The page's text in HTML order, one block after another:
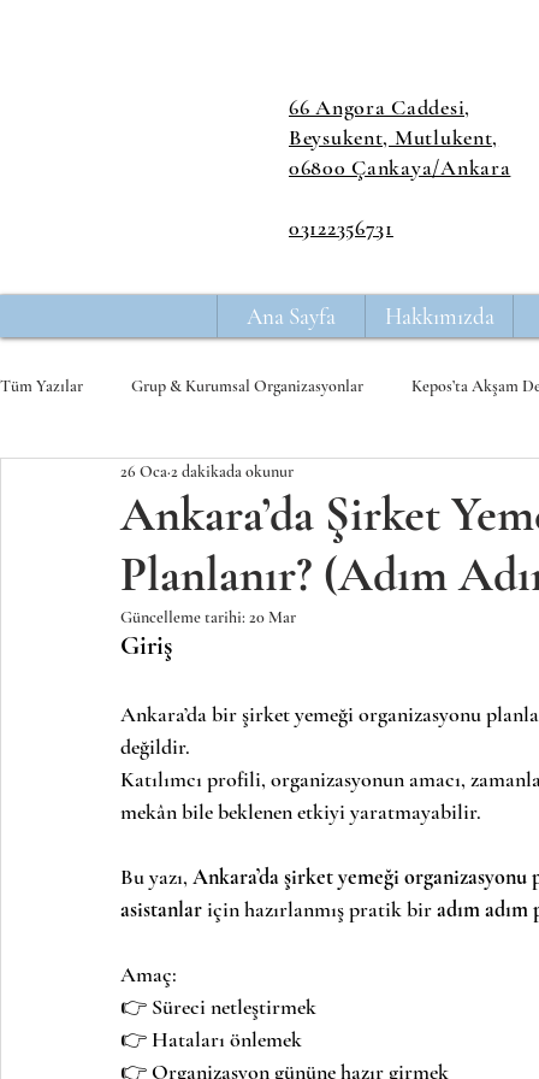
66 Angora Caddesi,
Beysukent, Mutlukent,
06800 Çankaya/Ankara
03122356731
Ana Sayfa Hakkımızda
Tüm Yazılar Grup & Kurumsal Organizasyonlar Kepos’ta Akşam
Balık Hakkında Bilmeniz Gerekenler
Ankara’da Şirket
Planlanır? (Adım
26 Oca2 dakikada okunur
Güncelleme tarihi: 20 Mar
Giriş
Ankara’da bir şirket yemeği organizasyonu
değildir.
Katılımcı profili, organizasyonun amacı,
mekân bile beklenen etkiyi yaratmayabilir.
Bu yazı, Ankara’da şirket yemeği
asistanlar için hazırlanmış pratik bir adım
Amaç:
👉 Süreci netleştirmek
👉 Hataları önlemek
👉 Organizasyon gününe hazır girmek